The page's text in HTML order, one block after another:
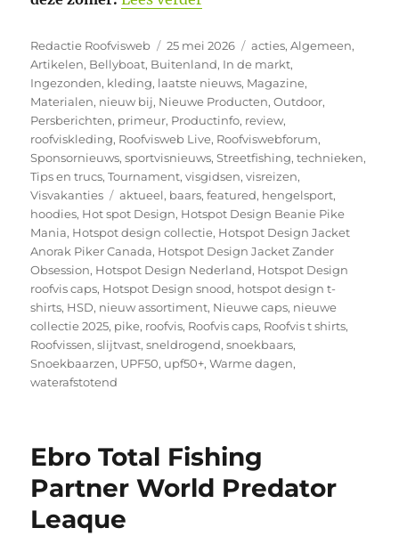
Auteur
Redactie Roofvisweb
Geplaatst
op
25 mei 2026 Categorieën
acties,Algemeen,
Artikelen, Bellyboat, Buitenland, In de markt,
Ingezonden, kleding, laatste nieuws, Magazine,
Materialen, nieuw bij, Nieuwe Producten,Outdoor,
Persberichten, primeur, Productinfo, review,
roofviskleding, Roofvisweb Live, Roofviswebforum,
Sponsornieuws,sportvisnieuws,Streetfishing,technieken,
Tips en trucs,Tournament,visgidsen,visreizen,
Visvakanties
Tags
aktueel, baars,featured, hengelsport,
hoodies, Hot spot Design, Hotspot Design Beanie Pike
Mania, Hotspot design collectie, Hotspot Design Jacket
Anorak Piker Canada, Hotspot Design Jacket Zander
Obsession, Hotspot Design Nederland, Hotspot Design
roofvis caps, Hotspot Design snood, hotspot design t-
shirts, HSD, nieuw assortiment, Nieuwe caps, nieuwe
collectie 2025, pike, roofvis, Roofvis caps, Roofvis t shirts,
Roofvissen,slijtvast,sneldrogend,snoekbaars,
Snoekbaarzen, UPF50, upf50+,Warme dagen,
waterafstotend
Ebro Total Fishing
Partner World Predator
Leaque